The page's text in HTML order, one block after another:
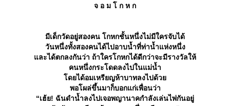
จ อ ม โ ก ห ก
มีเด็กวัดอยู่สองคน โกหกชั้นหนึ่งไม่มีใครจับได้
วันหนึ่งทั้งสองคนได้ไปอาบน้ำที่ท่าน้ำแห่งหนึ่ง
ละได้ตกลงกันว่า ถ้าใครโกหกได้ดีกว่าจะมีรางวัลให้
คนหนึ่งกระโดดลงไปในแม่น้ำ
ดยได้อมเหรียญห้าบาทลงไปด้ว
พอโผล่ขึ้นมาก็บอกแก่เพื่อนว่า
“เฮ้ย! ฉันดำน้ำลงไปเจอพญานาคกำลังเล่นไพ่กันอยู่